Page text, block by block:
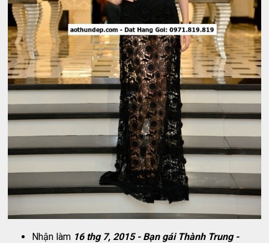
Nhận làm 16 thg 7, 2015 - Bạn gái Thành Trung -